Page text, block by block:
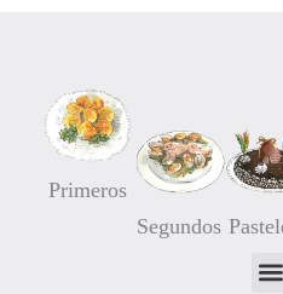
Primeros
Segundos